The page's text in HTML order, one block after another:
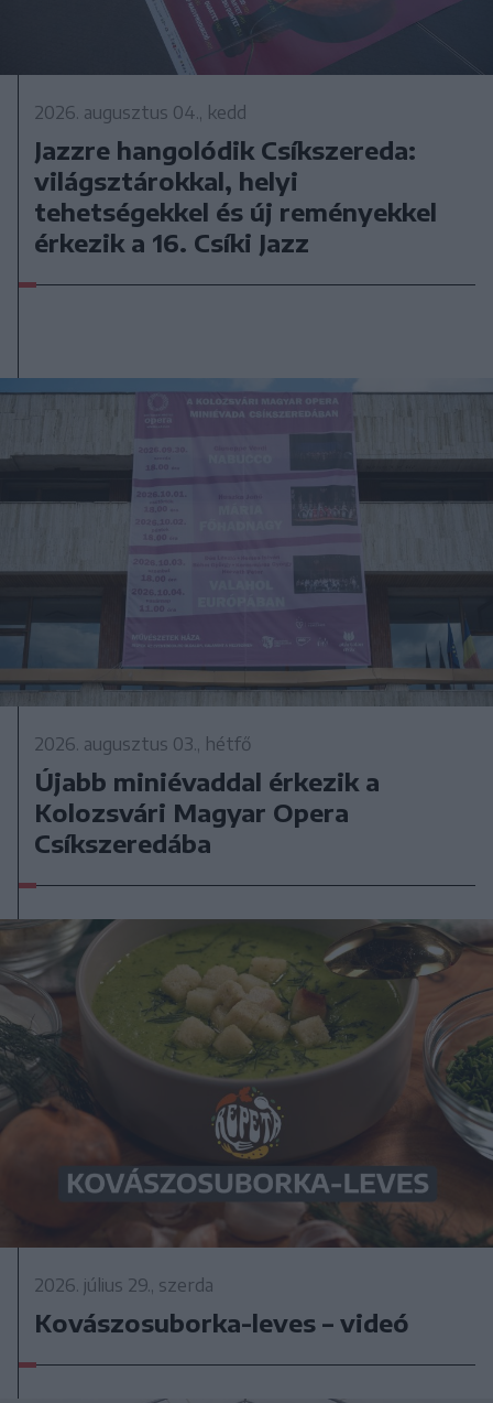
2026. augusztus 04., kedd
Jazzre hangolódik Csíkszereda:
világsztárokkal, helyi
tehetségekkel és új reményekkel
érkezik a 16. Csíki Jazz
2026. augusztus 03., hétfő
Újabb miniévaddal érkezik a
Kolozsvári Magyar Opera
Csíkszeredába
2026. július 29., szerda
Kovászosuborka-leves – videó